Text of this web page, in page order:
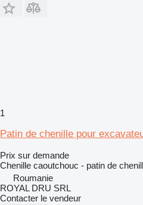
1
Patin de chenille pour
Prix sur demande
Chenille caoutchouc - patin de
Roumanie
ROYAL DRU SRL
Contacter le vendeur